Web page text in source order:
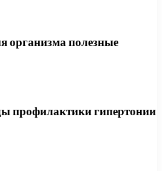
организма полезные
профилактики гипертонии